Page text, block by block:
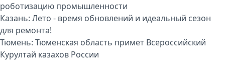
роботизацию промышленности
Казань: Лето - время обновлений и идеальный сезон
для ремонта!
Тюмень: Тюменская область примет Всероссийский
Курултай казахов России